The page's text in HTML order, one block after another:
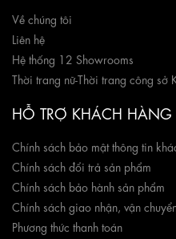
Về chúng tôi
Liên hệ
Hệ thống 12 Showrooms
Thời trang nữ-Thời trang công sở
HỖ TRỢ KHÁCH HÀNG
Chính sách bảo mật thông tin
Chính sách đổi trả sản phẩm
Chính sách bảo hành sản phẩm
Chính sách giao nhận, vận
Phương thức thanh toán